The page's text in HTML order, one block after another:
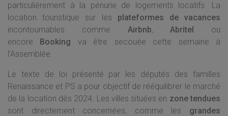
particulièrement à la pénurie de logements locatifs. La
location touristique sur les plateformes de vacances
incontournables comme Airbnb,Abritel ou
encore Booking va être secouée cette semaine à
l’Assemblée.
Le texte de loi présenté par les députés des familles
Renaissance et PS a pour objectif de rééquilibrer le marché
de la location dès 2024. Les villes situées en zone tendues
sont directement concernées, comme les grandes